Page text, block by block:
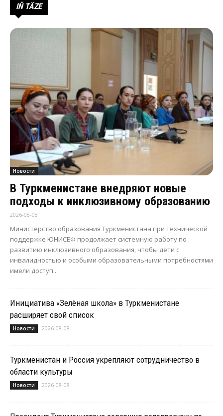
IŇ TÄZE
Новости
В Туркменистане внедряют новые
подходы к инклюзивному образованию
2026-08-08
Министерство образования Туркменистана при технической
поддержке ЮНИСЕФ продолжает системную работу по
развитию инклюзивного образования, чтобы дети с
инвалидностью и особыми образовательными потребностями
имели доступ...
Инициатива «Зелёная школа» в Туркменистане
расширяет свой список
Новости 2026-08-08
Туркменистан и Россия укрепляют сотрудничество в
области культуры
Новости 2026-08-08